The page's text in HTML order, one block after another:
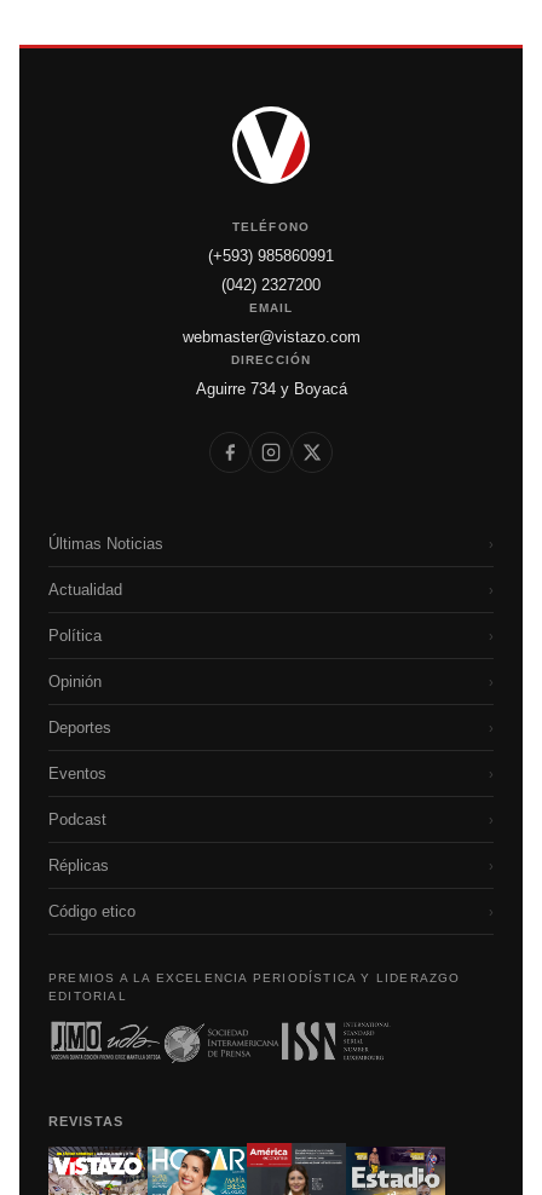
TELÉFONO
(+593) 985860991
(042) 2327200
EMAIL
webmaster@vistazo.com
DIRECCIÓN
Aguirre 734 y Boyacá
Últimas Noticias ›
Actualidad ›
Política ›
Opinión ›
Deportes ›
Eventos ›
Podcast ›
Réplicas ›
Código etico ›
PREMIOS A LA EXCELENCIA PERIODÍSTICA Y LIDERAZGO
EDITORIAL
REVISTAS